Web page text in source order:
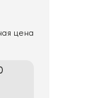
цена